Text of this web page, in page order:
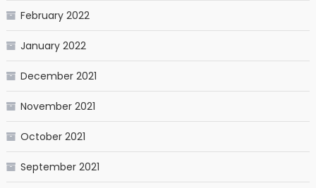
February 2022
January 2022
December 2021
November 2021
October 2021
September 2021